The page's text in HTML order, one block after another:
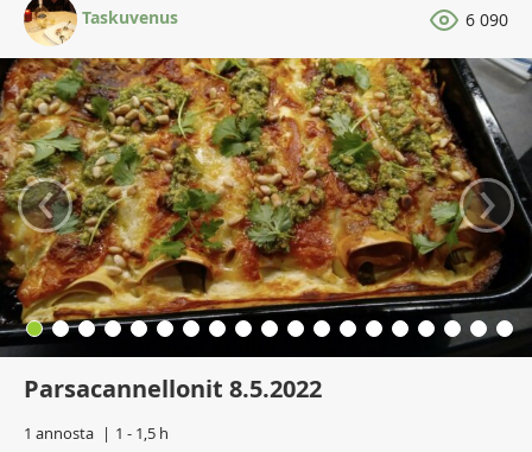
Taskuvenus 6 090
‹ ›
Parsacannellonit 8.5.2022
1 annosta 1 - 1,5 h